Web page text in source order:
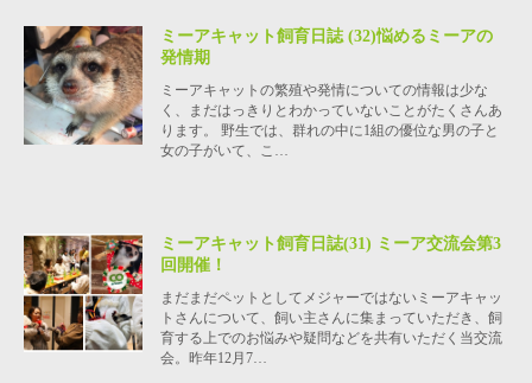
ミーアキャット飼育日誌 (32)悩めるミーアの
発情期
ミーアキャットの繁殖や発情についての情報は少な
く、まだはっきりとわかっていないことがたくさんあ
ります。 野生では、群れの中に1組の優位な男の子と
女の子がいて、こ…
ミーアキャット飼育日誌(31) ミーア交流会第3
回開催！
まだまだペットとしてメジャーではないミーアキャッ
トさんについて、飼い主さんに集まっていただき、飼
育する上でのお悩みや疑問などを共有いただく当交流
会。昨年12月7…